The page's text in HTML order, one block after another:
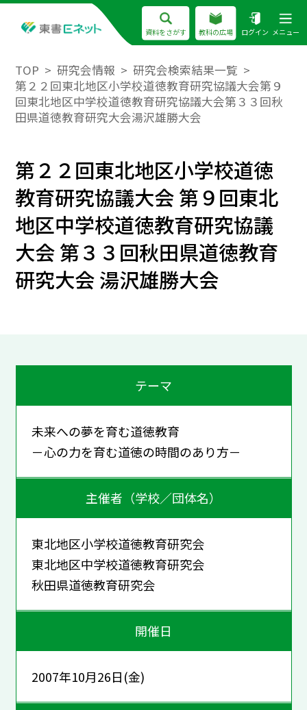
資料をさがす 教科の広場 ログイン メニュー
TOP 研究会情報
研究会検索結果一覧
第２２回東北地区小学校道徳教育研究協議大会第９
回東北地区中学校道徳教育研究協議大会第３３回秋
田県道徳教育研究大会湯沢雄勝大会
第２２回東北地区小学校道徳
教育研究協議大会 第９回東北
地区中学校道徳教育研究協議
大会 第３３回秋田県道徳教育
研究大会 湯沢雄勝大会
テーマ
未来への夢を育む道徳教育
－心の力を育む道徳の時間のあり方－
主催者（学校／団体名）
東北地区小学校道徳教育研究会
東北地区中学校道徳教育研究会
秋田県道徳教育研究会
開催日
2007年10月26日(金)